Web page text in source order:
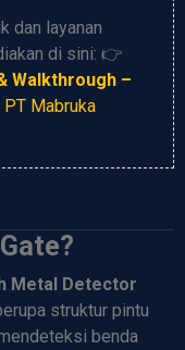
dan layanan
di sini: 👉
Walkthrough –
PT Mabruka
Metal Detector
struktur pintu
benda